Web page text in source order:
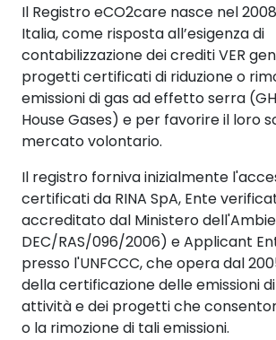
Il Registro eCO2care nasce nel
Italia, come risposta all’esigenza di
contabilizzazione dei crediti VER
progetti certificati di riduzione o
emissioni di gas ad effetto serra
House Gases) e per favorire il loro
mercato volontario.
Il registro forniva inizialmente
certificati da RINA SpA, Ente
accreditato dal Ministero
DEC/RAS/096/2006) e Applicant
presso l'UNFCCC, che opera dal
della certificazione delle emissioni
attività e dei progetti che
o la rimozione di tali emissioni.